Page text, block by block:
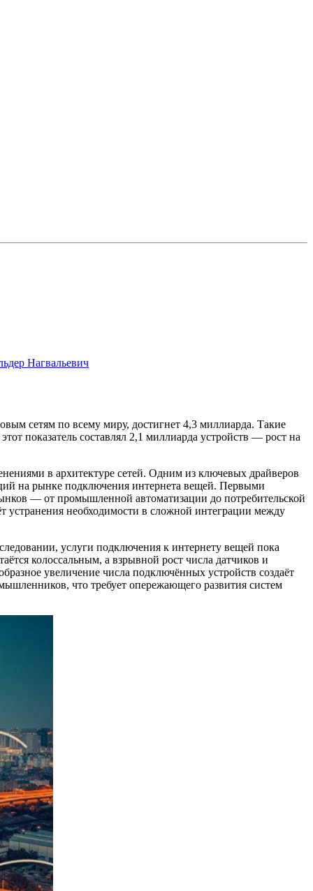
Нагвальевич
сетям по всему миру, достигнет 4,3 миллиарда. Такие
показатель составлял 2,1 миллиарда устройств — рост на
в архитектуре сетей. Одним из ключевых драйверов
на рынке подключения интернета вещей. Первыми
— от промышленной автоматизации до потребительской
устранения необходимости в сложной интеграции между
услуги подключения к интернету вещей пока
колоссальным, а взрывной рост числа датчиков и
увеличение числа подключённых устройств создаёт
что требует опережающего развития систем